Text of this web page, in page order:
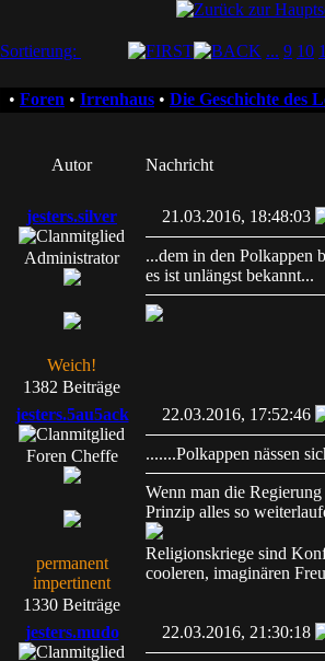
Sortierung: ... 9 10
• Foren • Irrenhaus • Die Geschichte des
Autor Nachricht
jesters.silver
Administrator
Weich!
1382 Beiträge
21.03.2016, 18:48:03
...dem in den Polkappen
es ist unlängst bekannt...
jesters.5au5ack
Foren Cheffe
permanent
impertinent
1330 Beiträge
22.03.2016, 17:52:46
.......Polkappen nässen
Wenn man die
Prinzip alles so
Religionskriege sind
cooleren, imaginären
jesters.mudo 22.03.2016, 21:30:18